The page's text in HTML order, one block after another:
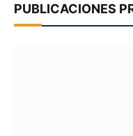
PUBLICACIONES